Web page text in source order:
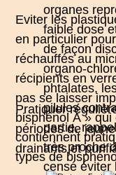
organes
faible dose
de façon
organo-
phtalates,
pilules
partie,
très proche
censé éviter
Eviter les
en particulier
réchauffés au
récipients en
pas se laisser
bisphénol A » qui
contiennent
types de
Pratiquer
périodes de
drainants et